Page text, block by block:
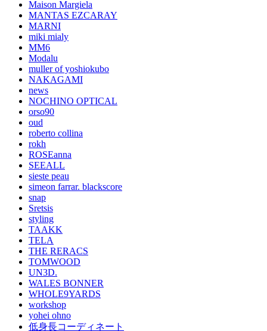
Maison Margiela
MANTAS EZCARAY
MARNI
miki mialy
MM6
Modalu
muller of yoshiokubo
NAKAGAMI
news
NOCHINO OPTICAL
orso90
oud
roberto collina
rokh
ROSEanna
SEEALL
sieste peau
simeon farrar. blackscore
snap
Sretsis
styling
TAAKK
TELA
THE RERACS
TOMWOOD
UN3D.
WALES BONNER
WHOLE9YARDS
workshop
yohei ohno
低身長コーディネート